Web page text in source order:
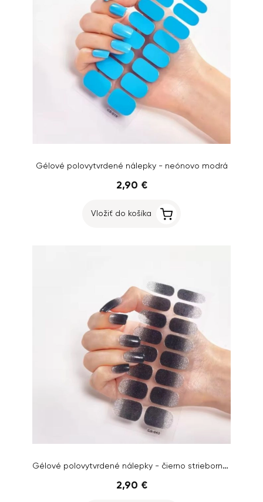
Gélové polovytvrdené nálepky - neónovo modrá
2,90 €
Vložiť do košíka
Gélové polovytvrdené nálepky - čierno strieborné, glitrové
2,90 €